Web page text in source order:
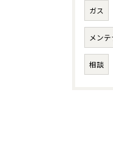
ガス
メン
相談